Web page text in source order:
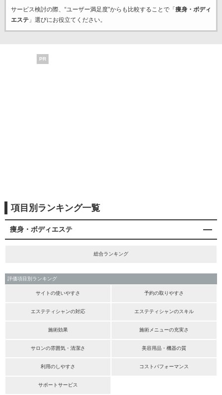
サービス検討の際、“ユーザー満足度”からも比較することで「 痩身・ボディ
エステ」選びにお役立てください。
PR
項目別ランキング一覧
痩身・ボディエステ
総合ランキング
評価項目別ランキング
サイトの使いやすさ 予約の取りやすさ
エステティシャンの対応 エステティシャンのスキル
施術効果 施術メニューの充実さ
サロンの雰囲気・清潔さ 美容用品・機器の質
利用のしやすさ コストパフォーマンス
サポートサービス